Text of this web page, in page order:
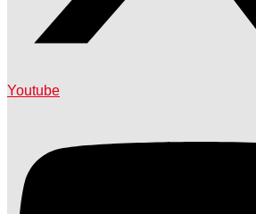
Youtube